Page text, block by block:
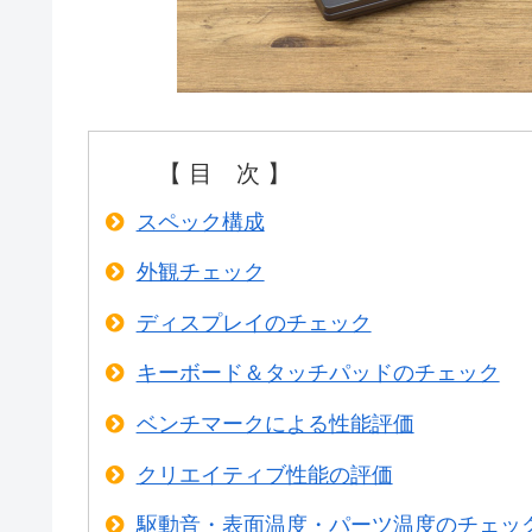
【 目 次 】
スペック構成
外観チェック
ディスプレイのチェック
キーボード＆タッチパッドのチェック
ベンチマークによる性能評価
クリエイティブ性能の評価
駆動音・表面温度・パーツ温度のチェッ